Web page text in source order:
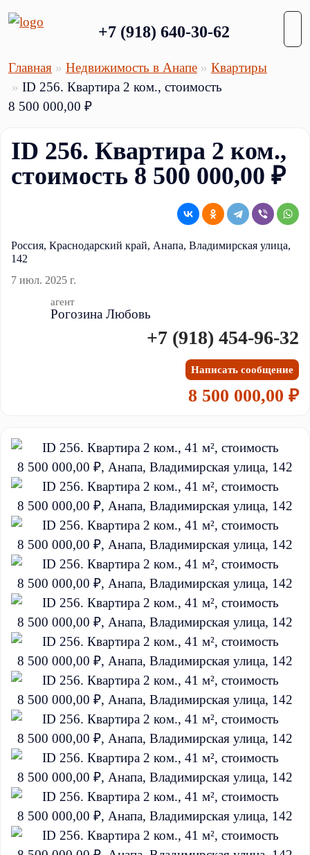
+7 (918) 640-30-62
Главная Недвижимость в Анапе
Квартиры
ID 256. Квартира 2 ком., стоимость
8 500 000,00 ₽
ID 256. Квартира 2 ком.,
стоимость 8 500 000,00 ₽
Россия, Краснодарский край, Анапа, Владимирская улица,
142
7 июл. 2025 г.
агент
Рогозина Любовь
+7 (918) 454-96-32
Написать сообщение
8 500 000,00 ₽